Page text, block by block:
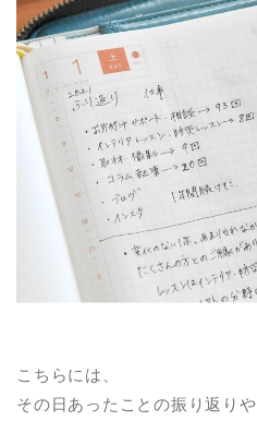
こちらには、
その日あったことの振り返りや